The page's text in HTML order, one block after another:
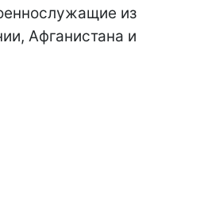
из
Афганистана и